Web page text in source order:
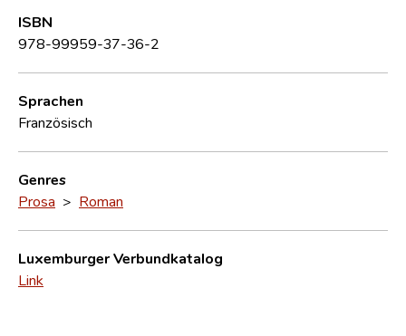
ISBN
978-99959-37-36-2
Sprachen
Französisch
Genres
Prosa > Roman
Luxemburger Verbundkatalog
Link